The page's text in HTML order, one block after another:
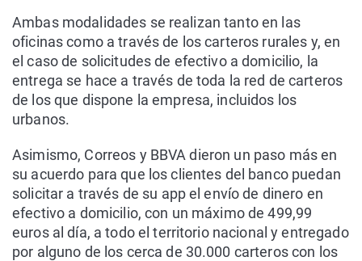
Ambas modalidades se realizan tanto en las
oficinas como a través de los carteros rurales y, en
el caso de solicitudes de efectivo a domicilio, la
entrega se hace a través de toda la red de carteros
de los que dispone la empresa, incluidos los
urbanos.
Asimismo, Correos y BBVA dieron un paso más en
su acuerdo para que los clientes del banco puedan
solicitar a través de su app el envío de dinero en
efectivo a domicilio, con un máximo de 499,99
euros al día, a todo el territorio nacional y entregado
por alguno de los cerca de 30.000 carteros con los